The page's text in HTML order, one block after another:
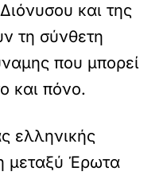
και της
τη σύνθετη
που μπορεί
και πόνο.
ελληνικής
μεταξύ Έρωτα